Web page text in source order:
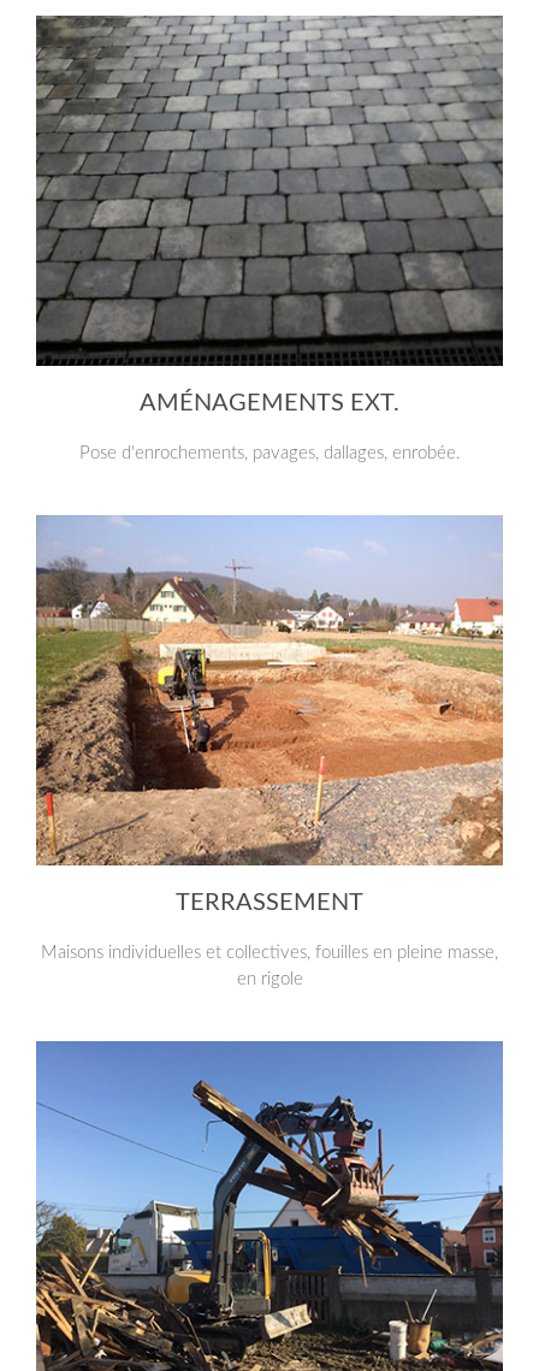
AMÉNAGEMENTS EXT.
Pose d'enrochements, pavages, dallages, enrobée.
TERRASSEMENT
Maisons individuelles et collectives, fouilles en pleine masse,
en rigole